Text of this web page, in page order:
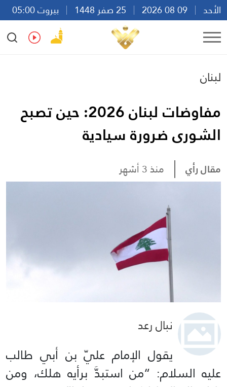
الأحد
بيروت 05:00
Ar
En Fr Es
لبنان
مفاوضات لبنان 2026: حين تصبح
الشورى ضرورة سيادية
مقال رأي منذ 3 أشهر
نبال رعد
يقول الإمام عليّ بن أبي طالب
عليه السلام: “من استبدَّ برأيه هلك، ومن